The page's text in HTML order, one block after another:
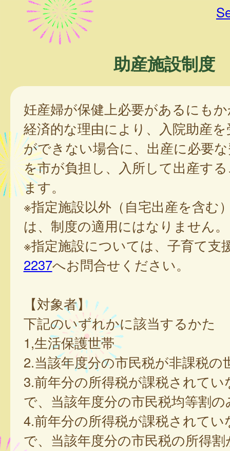
助産施設制度
妊産婦が保健上必要があるにも
経済的な理由により、入院助産
ができない場合に、出産に必要
を市が負担し、入所して出産す
ます。
※指定施設以外（自宅出産を含む
は、制度の適用にはなりません。
※指定施設については、子育て支
2237へお問合せください。
【対象者】
下記のいずれかに該当するかた
1,生活保護世帯
2.当該年度分の市民税が非課税の
3.前年分の所得税が課税されてい
で、当該年度分の市民税均等割
4.前年分の所得税が課税されてい
で、当該年度分の市民税の所得